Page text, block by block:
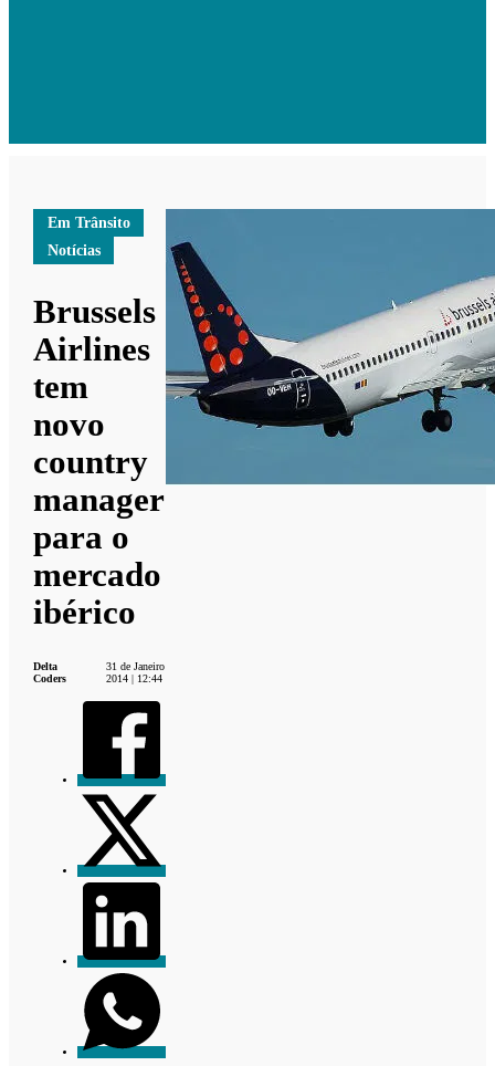
Em Trânsito
Notícias
Brussels
Airlines
tem
novo
country
manager
para o
mercado
ibérico
Delta
Coders
31 de Janeiro
2014 | 12:44